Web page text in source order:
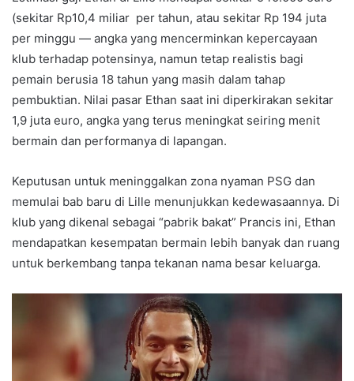
(sekitar Rp10,4 miliar per tahun, atau sekitar Rp 194 juta
per minggu — angka yang mencerminkan kepercayaan
klub terhadap potensinya, namun tetap realistis bagi
pemain berusia 18 tahun yang masih dalam tahap
pembuktian. Nilai pasar Ethan saat ini diperkirakan sekitar
1,9 juta euro, angka yang terus meningkat seiring menit
bermain dan performanya di lapangan.
Keputusan untuk meninggalkan zona nyaman PSG dan
memulai bab baru di Lille menunjukkan kedewasaannya. Di
klub yang dikenal sebagai “pabrik bakat” Prancis ini, Ethan
mendapatkan kesempatan bermain lebih banyak dan ruang
untuk berkembang tanpa tekanan nama besar keluarga.